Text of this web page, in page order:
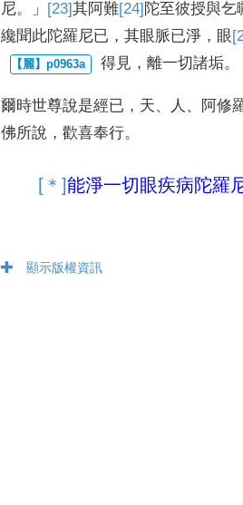
尼。」 [23]其阿難[24] 陀至彼授與乞
纔聞此陀羅尼已 ，其眼脈已淨 ， 眼
得見 ，離一切諸垢。
爾時世尊說是經已 ， 天、 人 、
阿修
佛所說 ，歡喜奉行。
[＊]能淨一切眼疾病陀羅
顯示版權資訊